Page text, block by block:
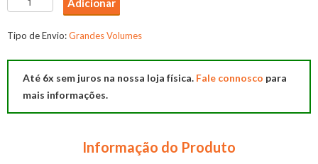
de
Chaise
Adicionar
Tipo de Envio:Grandes Volumes
Até 6x sem juros na nossa loja física. Fale connosco para
mais informações.
Informação do Produto